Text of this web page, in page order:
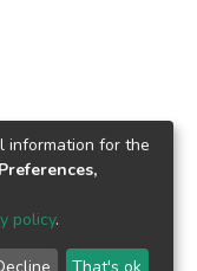
information for the
policy.